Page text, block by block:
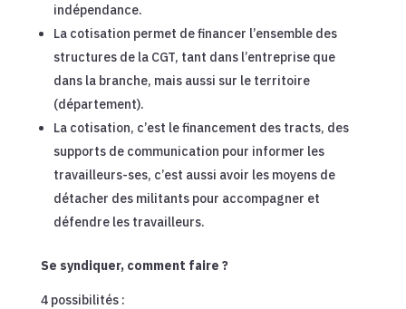
indépendance.
La cotisation permet de financer l’ensemble des
structures de la CGT, tant dans l’entreprise que
dans la branche, mais aussi sur le territoire
(département).
La cotisation, c’est le financement des tracts, des
supports de communication pour informer les
travailleurs-ses, c’est aussi avoir les moyens de
détacher des militants pour accompagner et
défendre les travailleurs.
Se syndiquer, comment faire ?
4 possibilités :